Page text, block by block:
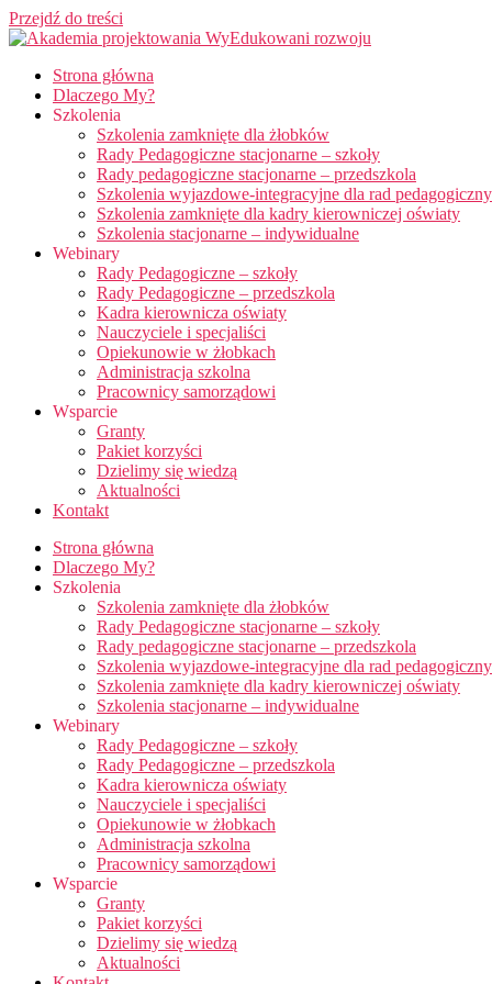
Przejdź do treści
Strona główna
Dlaczego My?
Szkolenia
Szkolenia zamknięte dla żłobków
Rady Pedagogiczne stacjonarne – szkoły
Rady pedagogiczne stacjonarne – przedszkola
Szkolenia wyjazdowe-integracyjne dla rad
Szkolenia zamknięte dla kadry kierowniczej oświaty
Szkolenia stacjonarne – indywidualne
Webinary
Rady Pedagogiczne – szkoły
Rady Pedagogiczne – przedszkola
Kadra kierownicza oświaty
Nauczyciele i specjaliści
Opiekunowie w żłobkach
Administracja szkolna
Pracownicy samorządowi
Wsparcie
Granty
Pakiet korzyści
Dzielimy się wiedzą
Aktualności
Kontakt
Strona główna
Dlaczego My?
Szkolenia
Szkolenia zamknięte dla żłobków
Rady Pedagogiczne stacjonarne – szkoły
Rady pedagogiczne stacjonarne – przedszkola
Szkolenia wyjazdowe-integracyjne dla rad
Szkolenia zamknięte dla kadry kierowniczej oświaty
Szkolenia stacjonarne – indywidualne
Webinary
Rady Pedagogiczne – szkoły
Rady Pedagogiczne – przedszkola
Kadra kierownicza oświaty
Nauczyciele i specjaliści
Opiekunowie w żłobkach
Administracja szkolna
Pracownicy samorządowi
Wsparcie
Granty
Pakiet korzyści
Dzielimy się wiedzą
Aktualności